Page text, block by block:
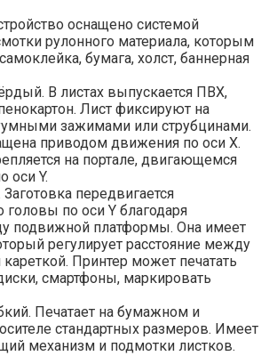
оснащено системой
рулонного материала, которым
бумага, холст, баннерная
В листах выпускается ПВХ,
Лист фиксируют на
зажимами или струбцинами.
приводом движения по оси Х.
на портале, двигающемся
оси Y.
передвигается
головы по оси Y благодаря
подвижной платформы. Она имеет
регулирует расстояние между
кареткой. Принтер может печатать
смартфоны, маркировать
Печатает на бумажном и
стандартных размеров. Имеет
механизм и подмотки листков.